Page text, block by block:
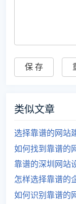
类似文章
选择靠谱的网站
如何找到靠谱的
靠谱的深圳网站
怎样选择靠谱的
如何识别靠谱的